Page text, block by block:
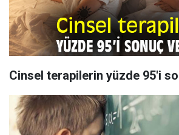
Cinsel terapilerin yüzde 95'i